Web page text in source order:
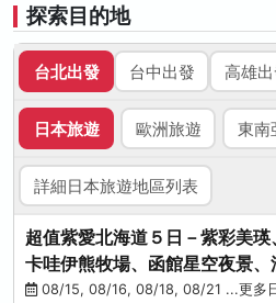
探索目的地
台北出發 台中出發 高雄
日本旅遊 歐洲旅遊 東南
詳細日本旅遊地區列表
超值紫愛北海道５日－紫彩美瑛
卡哇伊熊牧場、函館星空夜景
酒暢飲
08/15, 08/16, 08/18, 08/21 ...更多